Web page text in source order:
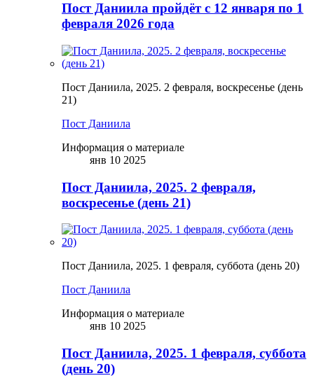
Пост Даниила пройдёт с 12 января по 1
февраля 2026 года
Пост Даниила, 2025. 2 февраля, воскресенье (день
21)
Пост Даниила
Информация о материале
янв 10 2025
Пост Даниила, 2025. 2 февраля,
воскресенье (день 21)
Пост Даниила, 2025. 1 февраля, суббота (день 20)
Пост Даниила
Информация о материале
янв 10 2025
Пост Даниила, 2025. 1 февраля, суббота
(день 20)